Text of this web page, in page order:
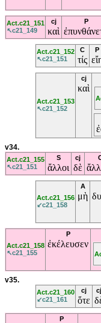
Act.c21_151
↖c21_149
cj
καὶ
P
Act.c21_152
↖c21_151
C
τίς
P
Act.c21_153
↖c21_152
cj
καὶ
v34.
Act.c21_155
↖c21_151
S
ἄλλοι
cj
δὲ
Act.c21_156
↙c21_158
A
μὴ
Act.c21_158
↖c21_155
P
ἐκέλευσεν
v35.
Act.c21_160
↙c21_161
cj
ὅτε
cj
P